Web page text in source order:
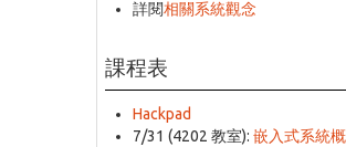
詳閱相關系統觀念
課程表
Hackpad
7/31 (4202 教室): 嵌入式系統